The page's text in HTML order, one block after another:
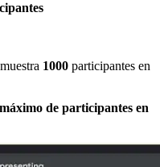
1000 participantes en
máximo de participantes en